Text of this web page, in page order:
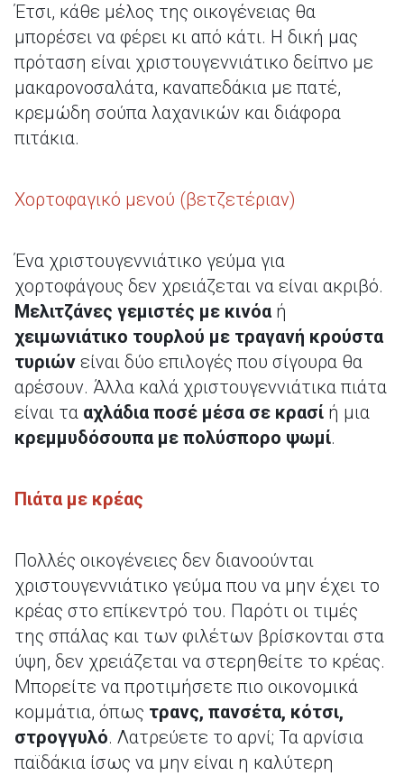
Έτσι, κάθε μέλος της οικογένειας θα
μπορέσει να φέρει κι από κάτι. Η δική μας
πρόταση είναι χριστουγεννιάτικο δείπνο με
μακαρονοσαλάτα, καναπεδάκια με πατέ,
κρεμώδη σούπα λαχανικών και διάφορα
πιτάκια.
Χορτοφαγικό μενού (βετζετέριαν)
Ένα χριστουγεννιάτικο γεύμα για
χορτοφάγους δεν χρειάζεται να είναι ακριβό.
Μελιτζάνες γεμιστές με κινόα ή
χειμωνιάτικο τουρλού με τραγανή κρούστα
τυριών είναι δύο επιλογές που σίγουρα θα
αρέσουν. Άλλα καλά χριστουγεννιάτικα πιάτα
είναι τα αχλάδια ποσέ μέσα σε κρασί ή μια
κρεμμυδόσουπα με πολύσπορο ψωμί.
Πιάτα με κρέας
Πολλές οικογένειες δεν διανοούνται
χριστουγεννιάτικο γεύμα που να μην έχει το
κρέας στο επίκεντρό του. Παρότι οι τιμές
της σπάλας και των φιλέτων βρίσκονται στα
ύψη, δεν χρειάζεται να στερηθείτε το κρέας.
Μπορείτε να προτιμήσετε πιο οικονομικά
κομμάτια, όπως τρανς, πανσέτα, κότσι,
στρογγυλό. Λατρεύετε το αρνί; Τα αρνίσια
παϊδάκια ίσως να μην είναι η καλύτερη